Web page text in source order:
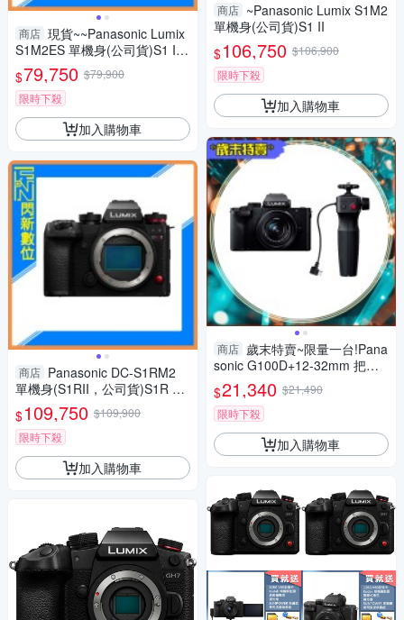
商店 現貨~~Panasonic Lumix
S1M2ES 單機身(公司貨)S1 II
ES
$79,750 $79,900
限時下殺
加入購物車
商店 Panasonic DC-S1RM2
單機身(S1RII，公司貨)S1R Ma
rk II S1R2
$109,750 $109,900
限時下殺
加入購物車
商店 ~Panasonic Lumix S1M2
單機身(公司貨)S1 II
$106,750 $106,900
限時下殺
加入購物車
商店 歲末特賣~限量一台!Pana
sonic G100D+12-32mm 把手
組(G100D+1232+SHGR2，公
司貨)
$21,340 $21,490
限時下殺
加入購物車